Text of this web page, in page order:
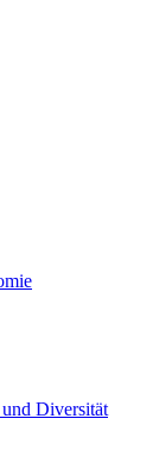
Diversität